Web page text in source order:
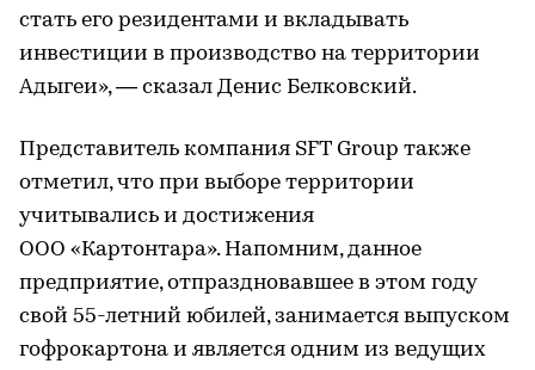
стать его резидентами и вкладывать
инвестиции в производство на территории
Адыгеи», — сказал Денис Белковский.
Представитель компания SFT Group также
отметил, что при выборе территории
учитывались и достижения
ООО «Картонтара». Напомним, данное
предприятие, отпраздновавшее в этом году
свой 55-летний юбилей, занимается выпуском
гофрокартона и является одним из ведущих